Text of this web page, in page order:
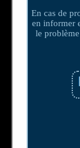
En cas de
en informer
le